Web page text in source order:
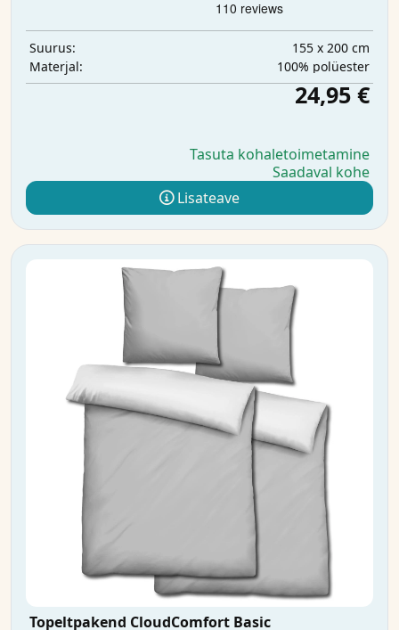
Suurus:
155 x 200 cm
Materjal:
100% polüester
24,95 €
Tasuta kohaletoimetamine
Saadaval kohe
Lisateave
Topeltpakend CloudComfort Basic